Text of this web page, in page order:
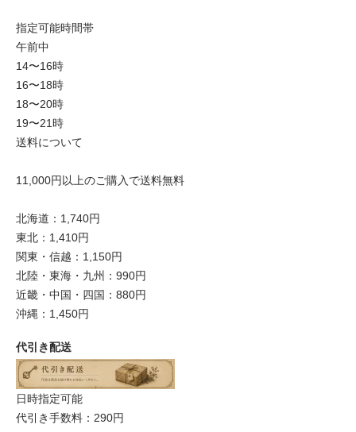
指定可能時間帯
午前中
14〜16時
16〜18時
18〜20時
19〜21時
送料について
11,000円以上のご購入で送料無料
北海道：1,740円
東北：1,410円
関東・信越：1,150円
北陸・東海・九州：990円
近畿・中国・四国：880円
沖縄：1,450円
代引き配送
日時指定可能
代引き手数料：290円